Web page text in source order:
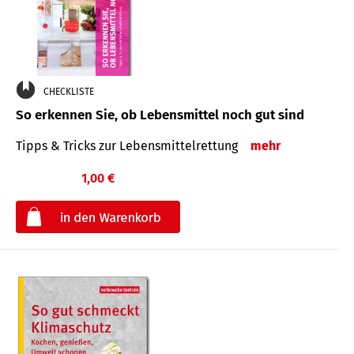
CHECKLISTE
So erkennen Sie, ob Lebensmittel noch gut sind
Tipps & Tricks zur Lebensmittelrettung mehr
1,00 €